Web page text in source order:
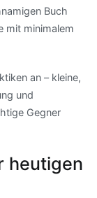
Buch
mit minimalem
an – kleine,
und
Gegner
heutigen